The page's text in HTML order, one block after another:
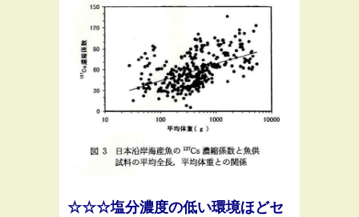
☆☆☆塩分濃度の低い環境ほどセ